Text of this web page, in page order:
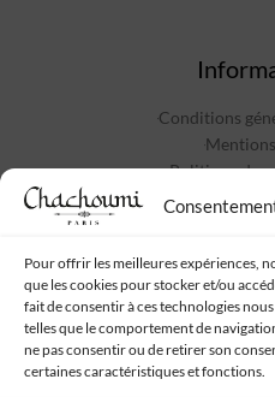
Pour offrir les meilleures expériences,
que les cookies pour stocker et/ou
fait de consentir à ces technologies
telles que le comportement de
ne pas consentir ou de retirer son
certaines caractéristiques et fonctions.
Conditions
Politique de